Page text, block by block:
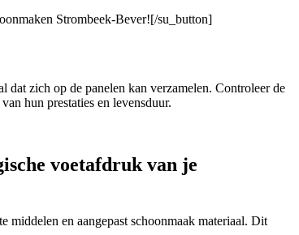
Strombeek-Bever![/su_button]
zich op de panelen kan verzamelen. Controleer de
hun prestaties en levensduur.
voetafdruk van je
middelen en aangepast schoonmaak materiaal. Dit